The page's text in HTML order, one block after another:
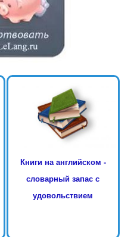
Книги на английском -
словарный запас с
удовольствием